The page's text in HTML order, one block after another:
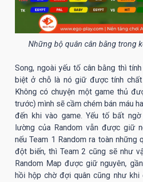
Những bộ quân cân bằng trong
Song, ngoài yếu tố cân bằng thì
biệt ở chỗ là nó giữ được tính chất
Không có chuyện một game thủ
trước) mình sẽ cầm chém bán máu
đến khi vào game. Yếu tố bất
lường của Random vẫn được giữ
nếu Team 1 Random ra toàn những
đột biến, thì Team 2 cũng sẽ như
Random Map được giữ nguyên,
hồi hộp chờ đợi quân cũng như